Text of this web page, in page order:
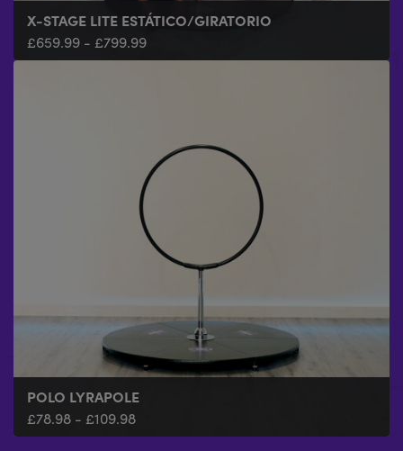
X-STAGE LITE ESTÁTICO/GIRATORIO
£659.99 - £799.99
POLO LYRAPOLE
£78.98 - £109.98
LYRAPOLE DE BAJO CONSUMO
£308.97-£339.97